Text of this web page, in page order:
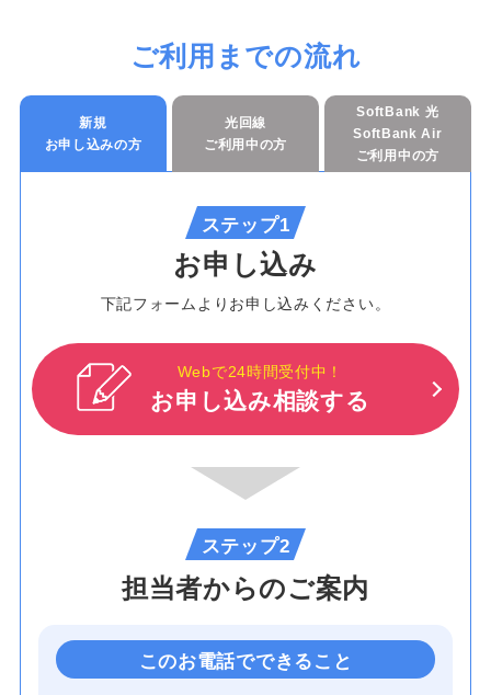
ご利用までの流れ
新規
お申し込みの方
光回線
ご利用中の方
SoftBank 光
SoftBank Air
ご利用中の方
ステップ1
お申し込み
下記フォームよりお申し込みください。
Webで24時間受付中！
お申し込み相談する
ステップ2
担当者からのご案内
このお電話でできること